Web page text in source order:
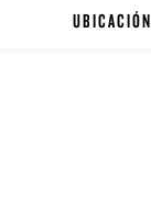
UBICACIÓN